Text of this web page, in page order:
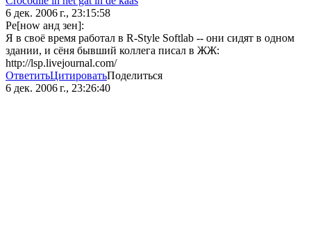
6 дек. 2006 г., 23:15:58
Ре[ноw анд зен]:
Я в своё время работал в R-Style Softlab -- они сидят в одном
здании, и сёня бывший коллега писал в ЖЖ:
http://lsp.livejournal.com/
ОтветитьЦитироватьПоделиться
6 дек. 2006 г., 23:26:40